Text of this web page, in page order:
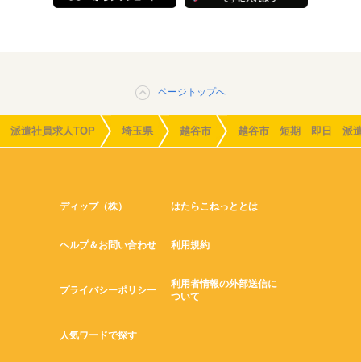
ページトップへ
派遣社員求人TOP 埼玉県 越谷市 越谷市 短期 即日 派遣
ディップ（株） はたらこねっととは
ヘルプ＆お問い合わせ 利用規約
プライバシーポリシー
利用者情報の外部送信に
ついて
人気ワードで探す